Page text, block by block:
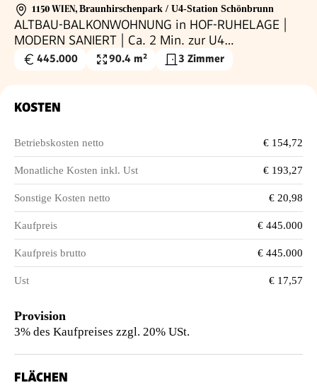
1150 WIEN, Braunhirschenpark / U4-Station Schönbrunn
ALTBAU-BALKONWOHNUNG in HOF-RUHELAGE |
MODERN SANIERT | Ca. 2 Min. zur U4
SCHÖNBRUNN | Ca. 15 Min. in den 1. Bezirk
Kaufpreis
445.000
Nutzfläche
90.4 m² 3 Zimmer
KOSTEN
Betriebskosten netto € 154,72
Monatliche Kosten inkl. Ust € 193,27
Sonstige Kosten netto € 20,98
Kaufpreis € 445.000
Kaufpreis brutto € 445.000
Ust € 17,57
Provision
3% des Kaufpreises zzgl. 20% USt.
FLÄCHEN